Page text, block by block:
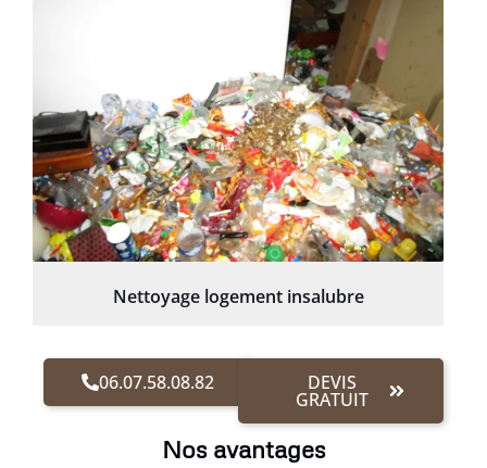
Nettoyage logement insalubre
06.07.58.08.82 DEVIS
GRATUIT
Nos avantages